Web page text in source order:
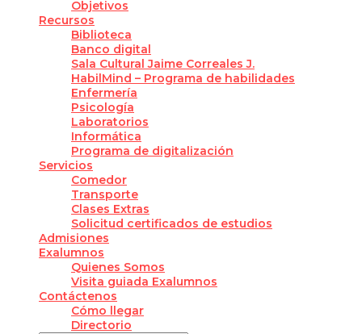
Objetivos
Recursos
Biblioteca
Banco digital
Sala Cultural Jaime Correales J.
HabilMind – Programa de habilidades
Enfermería
Psicología
Laboratorios
Informática
Programa de digitalización
Servicios
Comedor
Transporte
Clases Extras
Solicitud certificados de estudios
Admisiones
Exalumnos
Quienes Somos
Visita guiada Exalumnos
Contáctenos
Cómo llegar
Directorio